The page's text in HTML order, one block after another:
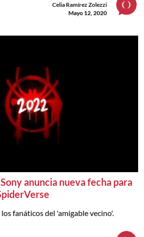
Celia Ramírez Zolezzi
Mayo 12, 2020
anuncia nueva fecha para
fanáticos del 'amigable vecino'.